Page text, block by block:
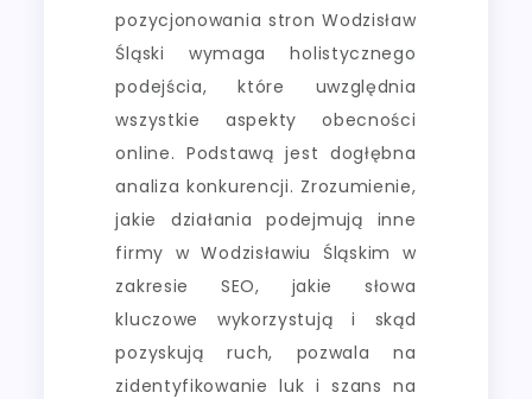
pozycjonowania stron Wodzisław
Śląski wymaga holistycznego
podejścia, które uwzględnia
wszystkie aspekty obecności
online. Podstawą jest dogłębna
analiza konkurencji. Zrozumienie,
jakie działania podejmują inne
firmy w Wodzisławiu Śląskim w
zakresie SEO, jakie słowa
kluczowe wykorzystują i skąd
pozyskują ruch, pozwala na
zidentyfikowanie luk i szans na